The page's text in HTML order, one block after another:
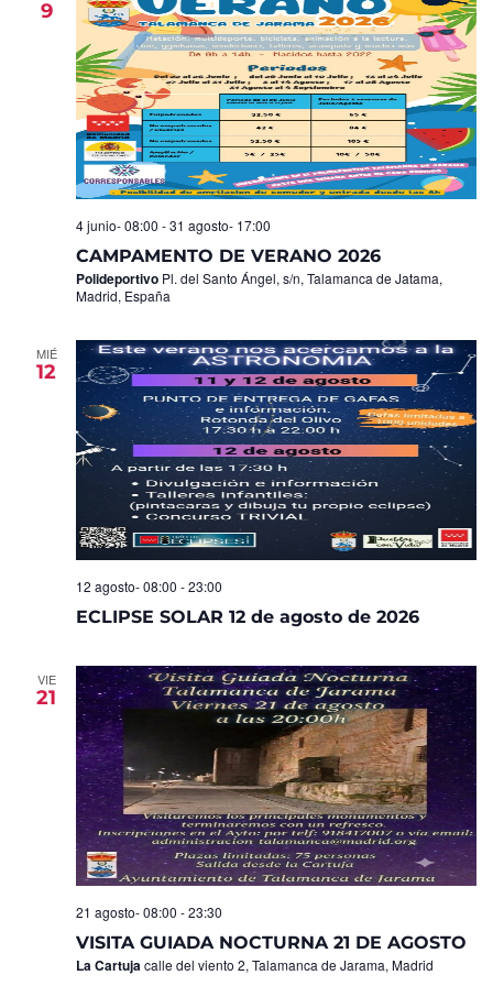
Eventos
9
CAMPAMENTO DE VERANO 2026
4 junio- 08:00 -31 agosto- 17:00
Polideportivo Pl. del Santo Ángel, s/n, Talamanca de Jatama,
Madrid, España
MIÉ
12
ECLIPSE SOLAR 12 de agosto de 2026
12 agosto- 08:00 -23:00
VIE
21
VISITA GUIADA NOCTURNA 21 DE AGOSTO
21 agosto- 08:00 -23:30
La Cartujacalle del viento 2, Talamanca de Jarama, Madrid